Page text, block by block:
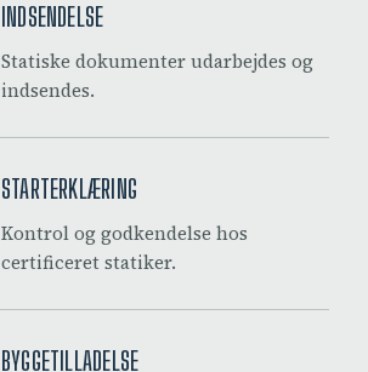
INDSENDELSE
Statiske dokumenter udarbejdes og
indsendes.
STARTERKLÆRING
Kontrol og godkendelse hos
certificeret statiker.
BYGGETILLADELSE